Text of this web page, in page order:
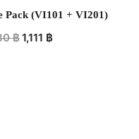
Pack (VI101 + VI201)
฿1,111 ฿